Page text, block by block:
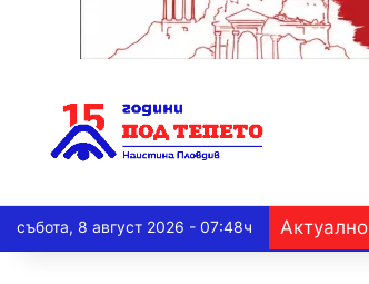
събота, 8 август 2026 - 07:48ч Актуално